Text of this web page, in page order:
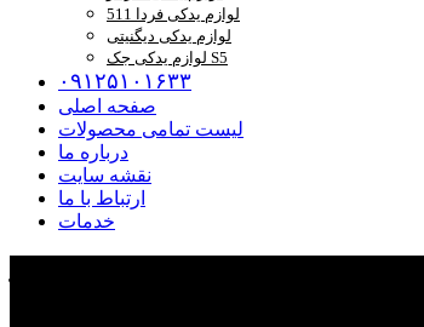
لوازم یدکی فردا 511
لوازم یدکی دیگنیتی
لوازم یدکی جک S5
۰۹۱۲۵۱۰۱۶۳۳
صفحه اصلی
لیست تمامی محصولات
درباره ما
نقشه سایت
ارتباط با ما
خدمات